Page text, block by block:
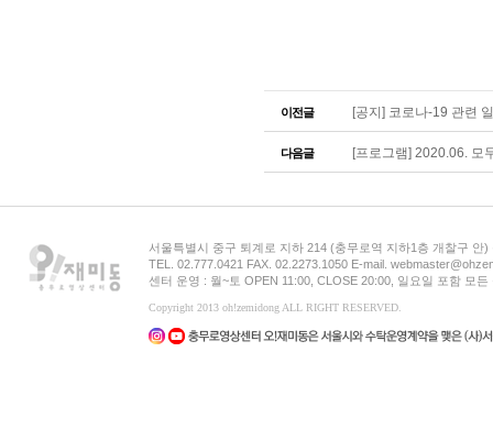
이전글 [공지] 코로나-19 관련
다음글 [프로그램] 2020.06. 모
서울특별시 중구 퇴계로 지하 214 (충무로역 지하1층 개찰구 안
TEL. 02.777.0421 FAX. 02.2273.1050 E-mail.
센터 운영 : 월~토 OPEN 11:00, CLOSE 20:00, 일요일 포함 모
Copyright 2013 oh!zemidong ALL RIGHT RESERVED.